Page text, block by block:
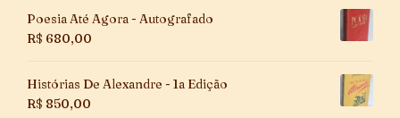
Poesia Até Agora - Autografado
R$ 680,00
Histórias De Alexandre - 1a Edição
R$ 850,00